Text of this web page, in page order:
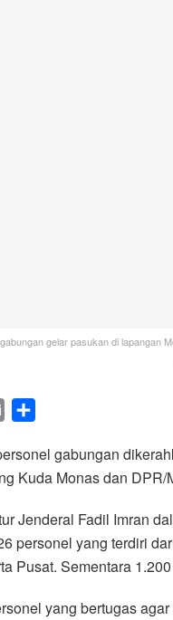
gelar pasukan di lapangan
a
i
a
r
gabungan
Kuda Monas dan
Jenderal Fadil Imran
personel yang terdiri
Pusat. Sementara
yang bertugas